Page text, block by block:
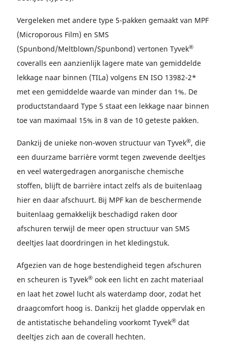
Vergeleken met andere type 5-pakken gemaakt van MPF
(Microporous Film) en SMS
(Spunbond/Meltblown/Spunbond) vertonen Tyvek®
coveralls een aanzienlijk lagere mate van gemiddelde
lekkage naar binnen (TILa) volgens EN ISO 13982-2*
met een gemiddelde waarde van minder dan 1%. De
productstandaard Type 5 staat een lekkage naar binnen
toe van maximaal 15% in 8 van de 10 geteste pakken.
Dankzij de unieke non-woven structuur van Tyvek®, die
een duurzame barrière vormt tegen zwevende deeltjes
en veel watergedragen anorganische chemische
stoffen, blijft de barrière intact zelfs als de buitenlaag
hier en daar afschuurt. Bij MPF kan de beschermende
buitenlaag gemakkelijk beschadigd raken door
afschuren terwijl de meer open structuur van SMS
deeltjes laat doordringen in het kledingstuk.
Afgezien van de hoge bestendigheid tegen afschuren
en scheuren is Tyvek® ook een licht en zacht materiaal
en laat het zowel lucht als waterdamp door, zodat het
draagcomfort hoog is. Dankzij het gladde oppervlak en
de antistatische behandeling voorkomt Tyvek® dat
deeltjes zich aan de coverall hechten.